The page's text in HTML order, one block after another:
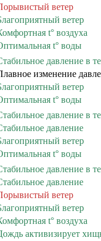
ветер
ветер
t° воздуха
t° воды
давление в
изменение
ветер
t° воды
давление в
давление
ветер
t° воды
давление в
давление
ветер
ветер
t° воздуха
активизирует